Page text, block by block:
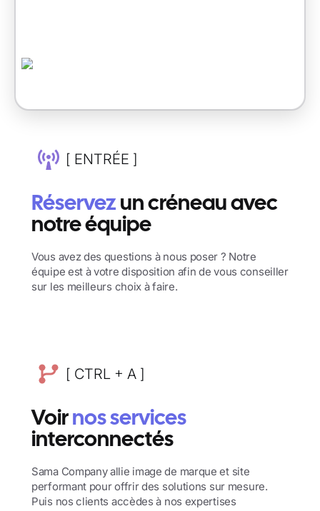
[ ENTRÉE ]
Réservez un créneau avec
notre équipe
Vous avez des questions à nous poser ? Notre
équipe est à votre disposition afin de vous conseiller
sur les meilleurs choix à faire.
[ CTRL + A ]
Voir nos services
interconnectés
Sama Company allie image de marque et site
performant pour offrir des solutions sur mesure.
Puis nos clients accèdes à nos expertises